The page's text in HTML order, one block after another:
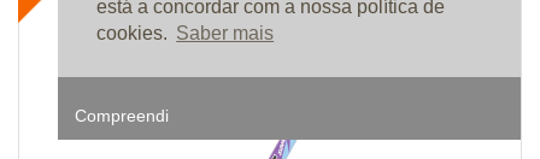
está a concordar com a nossa política de
cookies. Saber mais
Compreendi